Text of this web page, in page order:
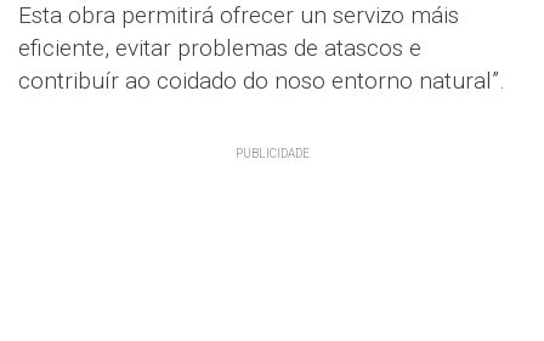
Esta obra permitirá ofrecer un servizo máis
eficiente, evitar problemas de atascos e
contribuír ao coidado do noso entorno natural”.